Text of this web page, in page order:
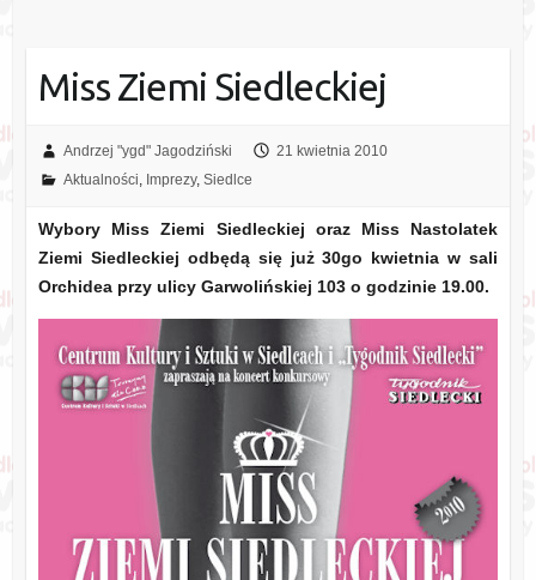
Miss Ziemi Siedleckiej
Andrzej "ygd" Jagodziński
21 kwietnia 2010
Aktualności, Imprezy, Siedlce
Wybory Miss Ziemi Siedleckiej oraz Miss Nastolatek
Ziemi Siedleckiej odbędą się już 30go kwietnia w sali
Orchidea przy ulicy Garwolińskiej 103 o godzinie 19.00.